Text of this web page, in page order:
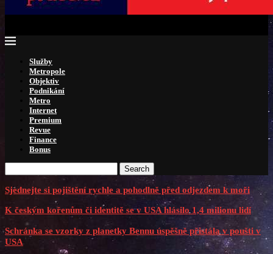
Služby
Metropole
Objektiv
Podnikání
Metro
Internet
Premium
Revue
Finance
Bonus
Search
Sjednejte si pojištění rychle a pohodlně před odjezdem k moři
K českým kořenům či identitě se v USA hlásilo 1,4 milionu lidí
Schránka se vzorky z planetky Bennu úspěšně přistála v poušti v
USA